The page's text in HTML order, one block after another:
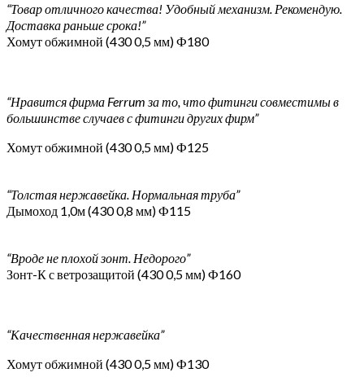
“Товар отличного качества! Удобный механизм. Рекомендую.
Доставка раньше срока!”
Хомут обжимной (430 0,5 мм) Ф180
“Нравится фирма Ferrum за то, что фитинги совместимы в
большинстве случаев с фитинги других фирм”
Хомут обжимной (430 0,5 мм) Ф125
“Толстая нержавейка. Нормальная труба”
Дымоход 1,0м (430 0,8 мм) Ф115
“Вроде не плохой зонт. Недорого”
Зонт-К с ветрозащитой (430 0,5 мм) Ф160
“Качественная нержавейка”
Хомут обжимной (430 0,5 мм) Ф130